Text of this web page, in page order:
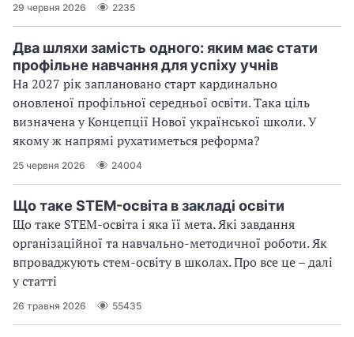
29 червня 2026 2235
Два шляхи замість одного: яким має стати
профільне навчання для успіху учнів
На 2027 рік заплановано старт кардинально
оновленої профільної середньої освіти. Така ціль
визначена у Концепції Нової української школи. У
якому ж напрямі рухатиметься реформа?
25 червня 2026 24004
Що таке STEM-освіта в закладі освіти
Що таке STEM-освіта і яка її мета. Які завдання
організаційної та навчально-методичної роботи. Як
впроваджують стем-освіту в школах. Про все це – далі
у статті
26 травня 2026 55435